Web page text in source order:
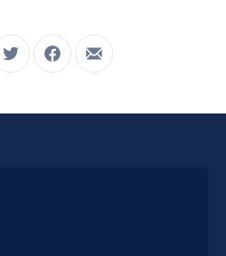
Tweet Share on Facebook
Share by Email